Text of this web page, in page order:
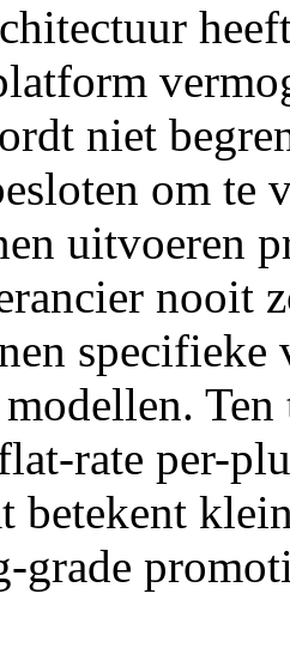
niet
om te
uitvoeren
nooit
rate per-
betekent
grade